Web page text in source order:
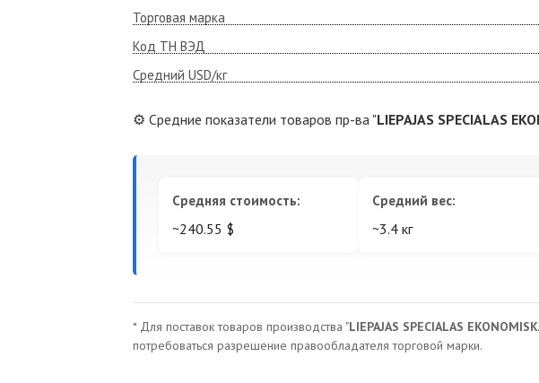
Торговая марка
Код ТН ВЭД
Средний USD/кг
⚙️ Средние показатели товаров пр-ва "LIEPAJAS SPECIALAS
Средняя стоимость:
~240.55 $
Средний вес:
~3.4 кг
* Для поставок товаров производства "LIEPAJAS SPECIALAS
потребоваться разрешение правообладателя торговой марки.